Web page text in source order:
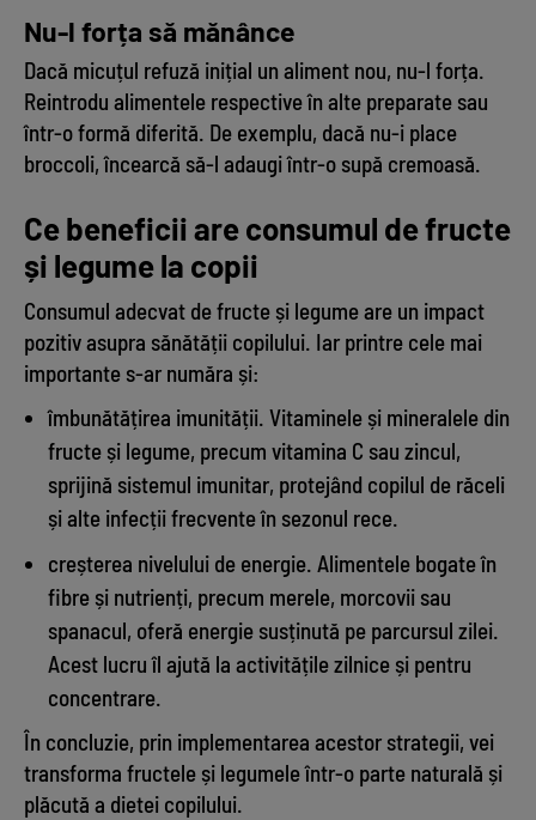
Nu-l forța să mănânce
Dacă micuțul refuză inițial un aliment nou, nu-l forța.
Reintrodu alimentele respective în alte preparate sau
într-o formă diferită. De exemplu, dacă nu-i place
broccoli, încearcă să-l adaugi într-o supă cremoasă.
Ce beneficii are consumul de fructe
și legume la copii
Consumul adecvat de fructe și legume are un impact
pozitiv asupra sănătății copilului. Iar printre cele mai
importante s-ar număra și:
îmbunătățirea imunității. Vitaminele și mineralele din
fructe și legume, precum vitamina C sau zincul,
sprijină sistemul imunitar, protejând copilul de răceli
și alte infecții frecvente în sezonul rece.
creșterea nivelului de energie. Alimentele bogate în
fibre și nutrienți, precum merele, morcovii sau
spanacul, oferă energie susținută pe parcursul zilei.
Acest lucru îl ajută la activitățile zilnice și pentru
concentrare.
În concluzie, prin implementarea acestor strategii, vei
transforma fructele și legumele într-o parte naturală și
plăcută a dietei copilului.